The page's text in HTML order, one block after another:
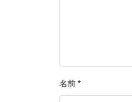
名前 *